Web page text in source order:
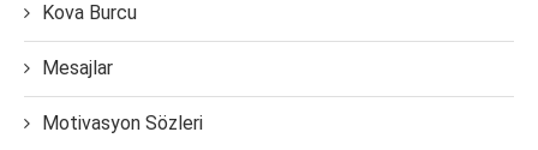
Kova Burcu
Mesajlar
Motivasyon Sözleri